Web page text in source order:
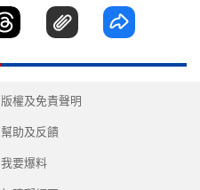
版權及免責聲明
幫助及反饋
我要爆料